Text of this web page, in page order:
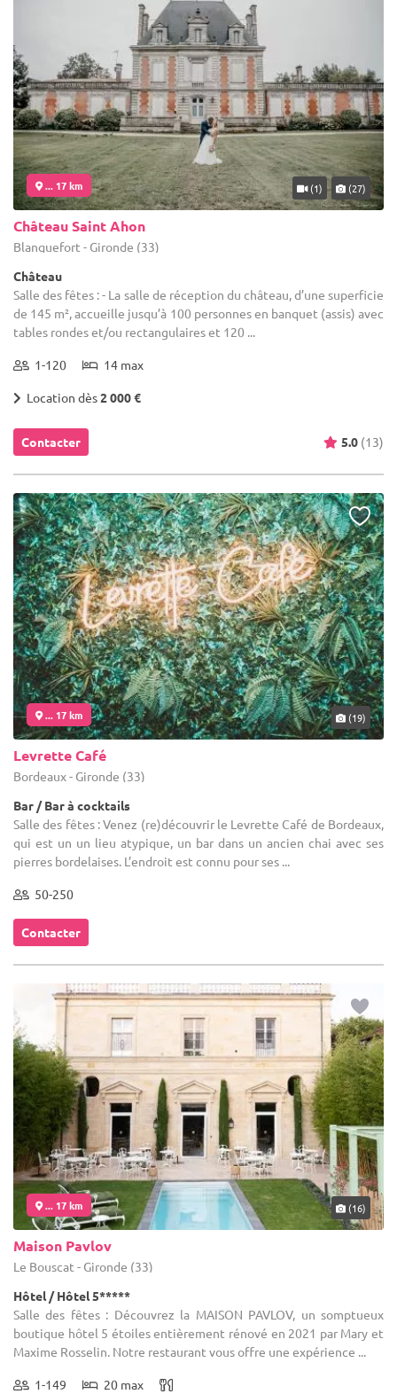
... 17 km (1) (27)
Château Saint Ahon
Blanquefort - Gironde (33)
Château
Salle des fêtes : - La salle de réception du château, d’une superficie
de 145 m², accueille jusqu’à 100 personnes en banquet (assis) avec
tables rondes et/ou rectangulaires et 120 ...
1-120 14 max
Location dès2 000 €
Contacter 5.0 (13)
... 17 km (19)
Levrette Café
Bordeaux - Gironde (33)
Bar / Bar à cocktails
Salle des fêtes : Venez (re)découvrir le Levrette Café de Bordeaux,
qui est un un lieu atypique, un bar dans un ancien chai avec ses
pierres bordelaises. L’endroit est connu pour ses ...
50-250
Contacter
... 17 km (16)
Maison Pavlov
Le Bouscat - Gironde (33)
Hôtel / Hôtel 5*****
Salle des fêtes : Découvrez la MAISON PAVLOV, un somptueux
boutique hôtel 5 étoiles entièrement rénové en 2021 par Mary et
Maxime Rosselin. Notre restaurant vous offre une expérience ...
1-149 20 max